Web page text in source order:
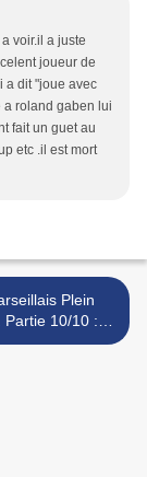
voir.il a juste
joueur de
a dit "joue avec
a roland gaben lui
fait un guet au
etc .il est mort
Plein
Partie 10/10 :
et Jacky